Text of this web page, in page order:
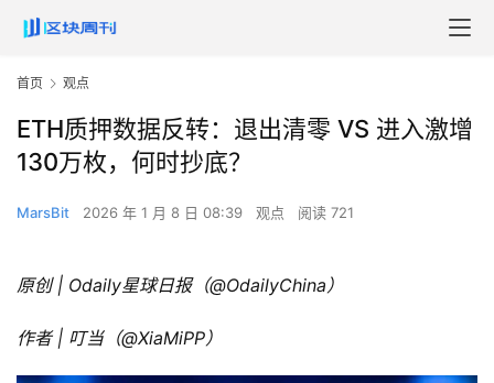
首页 观点
ETH质押数据反转：退出清零 VS 进入激增
130万枚，何时抄底？
MarsBit 2026 年 1 月 8 日 08:39 观点 阅读 721
原创 | Odaily星球日报（@OdailyChina）
作者 | 叮当（@XiaMiPP）